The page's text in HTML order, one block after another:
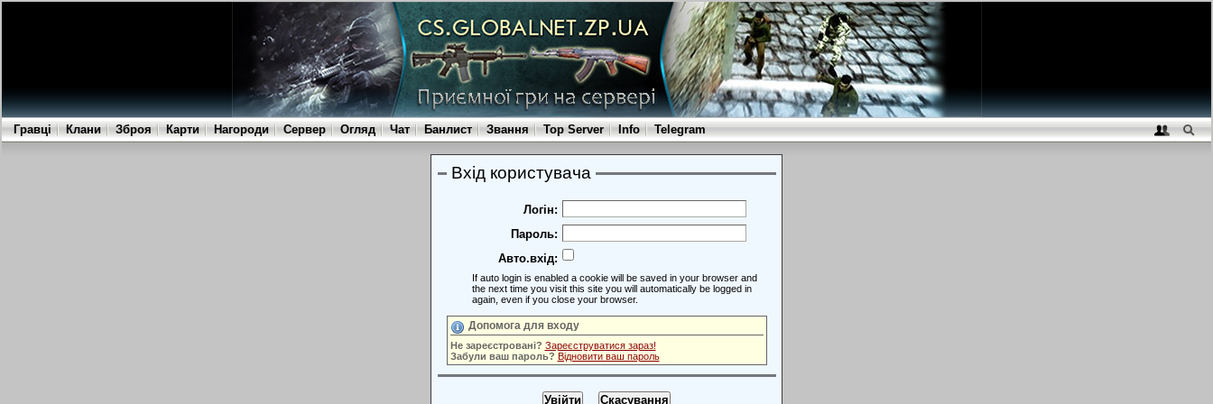
Гравці Клани Зброя Карти Нагороди Сервер Огляд Чат Банлист Звання Top Server Info Telegram
Вхід користувача
Логін:
Пароль:
Авто.вхід:
If auto login is enabled a cookie will be saved in your browser and
the next time you visit this site you will automatically be logged in
again, even if you close your browser.
Допомога для входу
Не зареєстровані? Зареєструватися зараз!
Забули ваш пароль? Відновити ваш пароль